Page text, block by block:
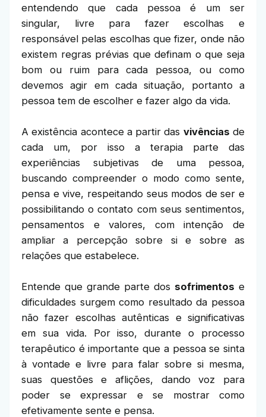
entendendo que cada pessoa é um ser
singular, livre para fazer escolhas e
responsável pelas escolhas que fizer, onde não
existem regras prévias que definam o que seja
bom ou ruim para cada pessoa, ou como
devemos agir em cada situação, portanto a
pessoa tem de escolher e fazer algo da vida.
A existência acontece a partir das vivências de
cada um, por isso a terapia parte das
experiências subjetivas de uma pessoa,
buscando compreender o modo como sente,
pensa e vive, respeitando seus modos de ser e
possibilitando o contato com seus sentimentos,
pensamentos e valores, com intenção de
ampliar a percepção sobre si e sobre as
relações que estabelece.
Entende que grande parte dos sofrimentos e
dificuldades surgem como resultado da pessoa
não fazer escolhas autênticas e significativas
em sua vida. Por isso, durante o processo
terapêutico é importante que a pessoa se sinta
à vontade e livre para falar sobre si mesma,
suas questões e aflições, dando voz para
poder se expressar e se mostrar como
efetivamente sente e pensa.